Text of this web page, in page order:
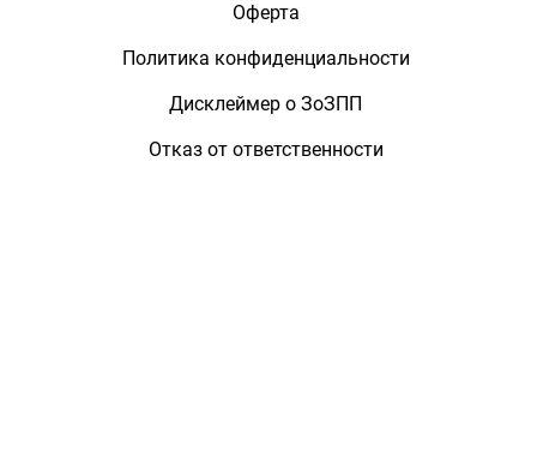
Оферта
Политика конфиденциальности
Дисклеймер о ЗоЗПП
Отказ от ответственности